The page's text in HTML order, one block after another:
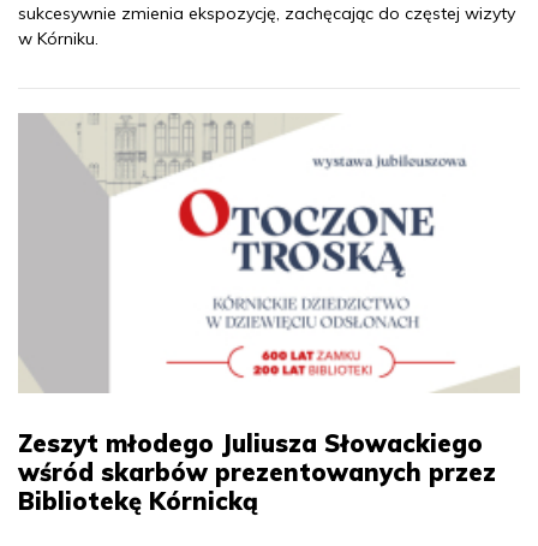
sukcesywnie zmienia ekspozycję, zachęcając do częstej wizyty
w Kórniku.
Zeszyt młodego Juliusza Słowackiego
wśród skarbów prezentowanych przez
Bibliotekę Kórnicką